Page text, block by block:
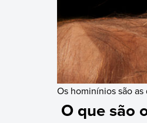
Os hominínios são
O que são